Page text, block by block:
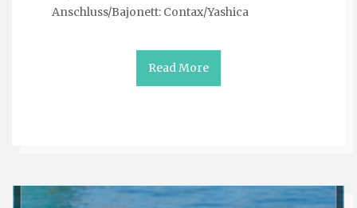
Anschluss/Bajonett: Contax/Yashica
Read More